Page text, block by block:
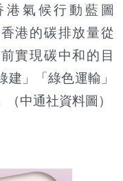
氣候行動藍圖
港的碳排放量從
實現碳中和的目
」「綠色運輸」
中通社資料圖）